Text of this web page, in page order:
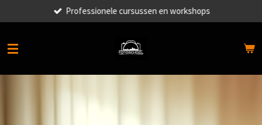
direct
de
Professionele cursussen en workshops